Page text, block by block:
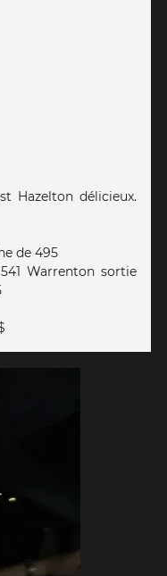
Hazelton délicieux.
de 495
Warrenton sortie